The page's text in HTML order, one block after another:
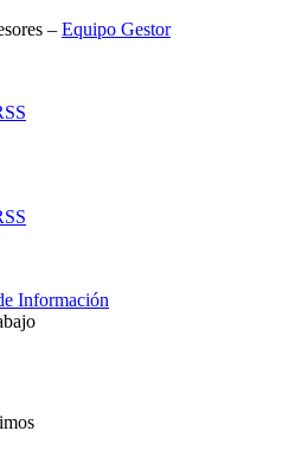
– Equipo Gestor
Información